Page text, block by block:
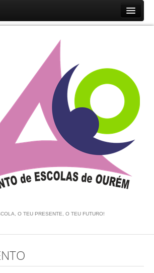
Pais e EE
O TEU PRESENTE, O TEU FUTURO!